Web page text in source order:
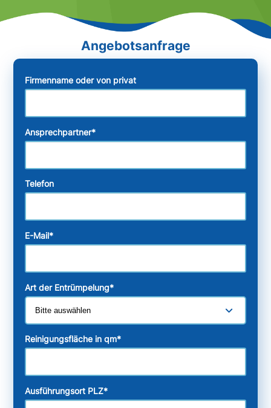
Firmenname oder von privat
Ansprechpartner*
Telefon
E-Mail*
Art der Entrümpelung*
Reinigungsfläche in qm*
Ausführungsort PLZ*